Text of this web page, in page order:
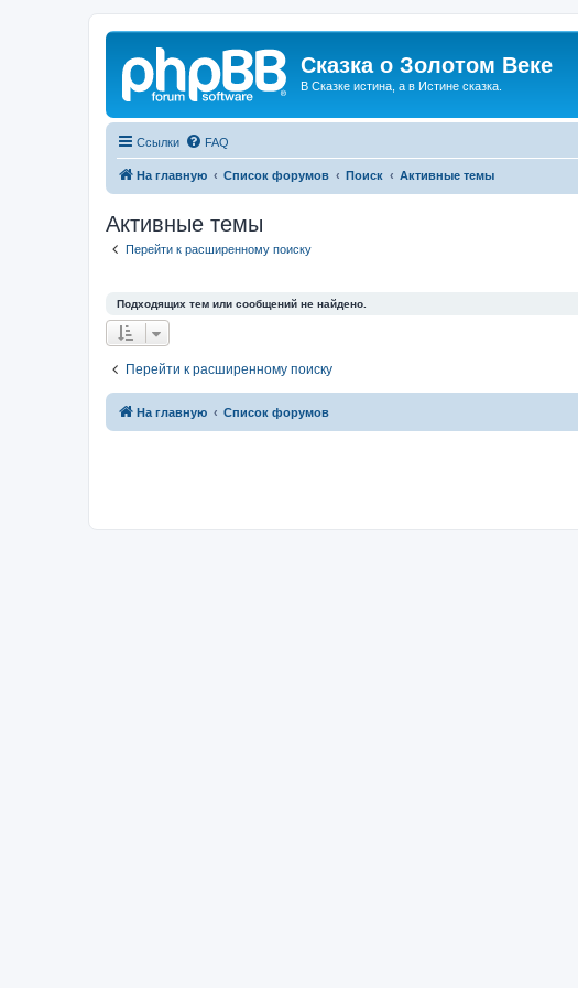
Сказка о Золотом Веке
В Сказке истина, а в Истине сказка.
Ссылки FAQ
На главную Список форумов Поиск Активные темы
Активные темы
Перейти к расширенному поиску
Подходящих тем или сообщений не найдено.
Перейти к расширенному поиску
На главную Список форумов